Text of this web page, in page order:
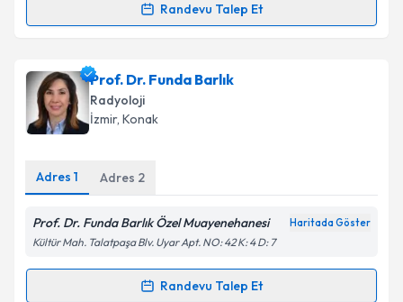
Randevu Talep Et
Randevu Takvimi Talebi
Uzm. Dr. Filiz Tetikiçin randevu takvimi talebi
oluşturun. Size bu uzmandan randevu almanız için bir
takvim hazırlandığında e-posta ile bilgilendireceğiz.
Kişisel verilerimin işlenmesine ilişkin
kapsamda işlenmesini kabul ediyorum.
Prof. Dr. Funda Barlık
Radyoloji
İzmir, Konak
Adres 1 Adres 2
Prof. Dr. Funda Barlık Özel Muayenehanesi Haritada Göster
Kültür Mah. Talatpaşa Blv. Uyar Apt. NO: 42 K: 4 D: 7
Randevu Talep Et
Randevu Takvimi Talebi